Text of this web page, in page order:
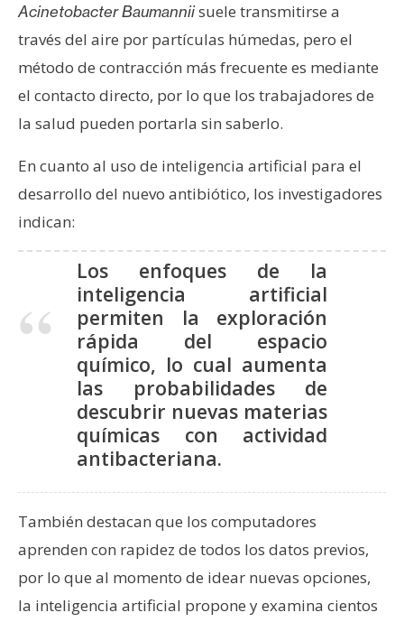
C
o
n
a
c
o
y
P
Acinetobacter Baumanniisuele transmitirse a
través del aire por partículas húmedas, pero el
método de contracción más frecuente es mediante
el contacto directo, por lo que los trabajadores de
la salud pueden portarla sin saberlo.
En cuanto al uso de inteligencia artificial para el
desarrollo del nuevo antibiótico, los investigadores
indican:
Los enfoques de la
inteligencia artificial
permiten la exploración
rápida del espacio
químico, lo cual aumenta
las probabilidades de
descubrir nuevas materias
químicas con actividad
antibacteriana.
También destacan que los computadores
aprenden con rapidez de todos los datos previos,
por lo que al momento de idear nuevas opciones,
la inteligencia artificial propone y examina cientos